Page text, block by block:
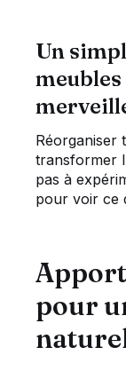
Un
Réorganiser
transformer
pas à
pour voir ce
pour